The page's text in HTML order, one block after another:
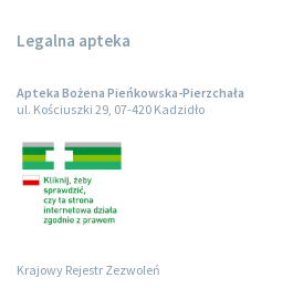
Legalna apteka
Apteka Bożena Pieńkowska-Pierzchała
ul. Kościuszki 29, 07-420 Kadzidło
Krajowy Rejestr Zezwoleń